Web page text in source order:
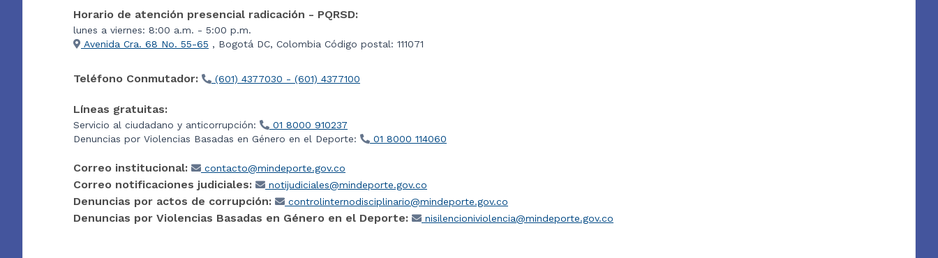
Horario de atención presencial radicación - PQRSD:
lunes a viernes: 8:00 a.m. - 5:00 p.m.
Avenida Cra. 68 No. 55-65 , Bogotá DC, Colombia Código postal: 111071
Teléfono Conmutador: (601) 4377030 - (601) 4377100
Líneas gratuitas:
Servicio al ciudadano y anticorrupción:
01 8000 910237
Denuncias por Violencias Basadas en Género en el Deporte:
01 8000 114060
Correo institucional: contacto@mindeporte.gov.co
Correo notificaciones judiciales: notijudiciales@mindeporte.gov.co
Denuncias por actos de corrupción: controlinternodisciplinario@mindeporte.gov.co
Denuncias por Violencias Basadas en Género en el Deporte: nisilencioniviolencia@mindeporte.gov.co